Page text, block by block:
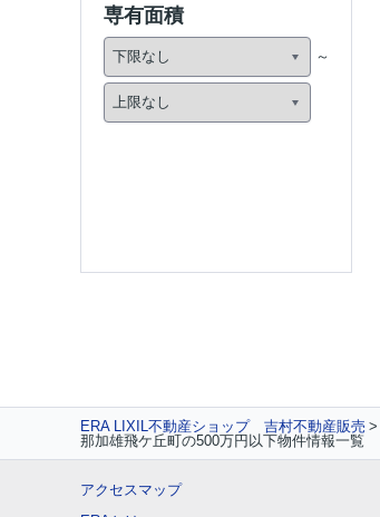
専有面積
ERA LIXIL不動産ショップ 吉村不動産販売
那加雄飛ケ丘町の500万円以下物件情報一覧
アクセスマップ